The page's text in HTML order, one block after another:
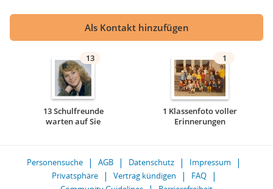
Als Kontakt hinzufügen
13
13 Schulfreunde
warten auf Sie
1
1 Klassenfoto voller
Erinnerungen
Personensuche AGB Datenschutz
Impressum
Privatsphäre
Vertrag kündigen
FAQ